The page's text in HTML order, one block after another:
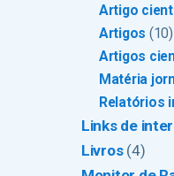
Artigo
Artigos (10)
Artigos
Matéria
Relatórios
Links de
Livros(4)